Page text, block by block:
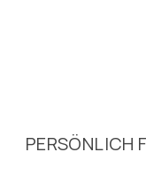
PERSÖNLICH